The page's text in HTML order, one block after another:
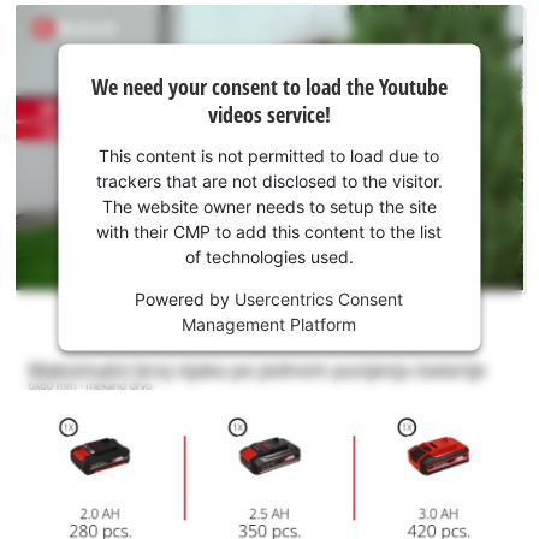
We need your consent to load the
need
your
consent
the
Youtube
This
not
trackers
We need your consent to load the Youtube
videos service!
This content is not permitted to load due to
trackers that are not disclosed to the visitor.
The website owner needs to setup the site
with their CMP to add this content to the list
of technologies used.
Powered by Usercentrics Consent
Management Platform